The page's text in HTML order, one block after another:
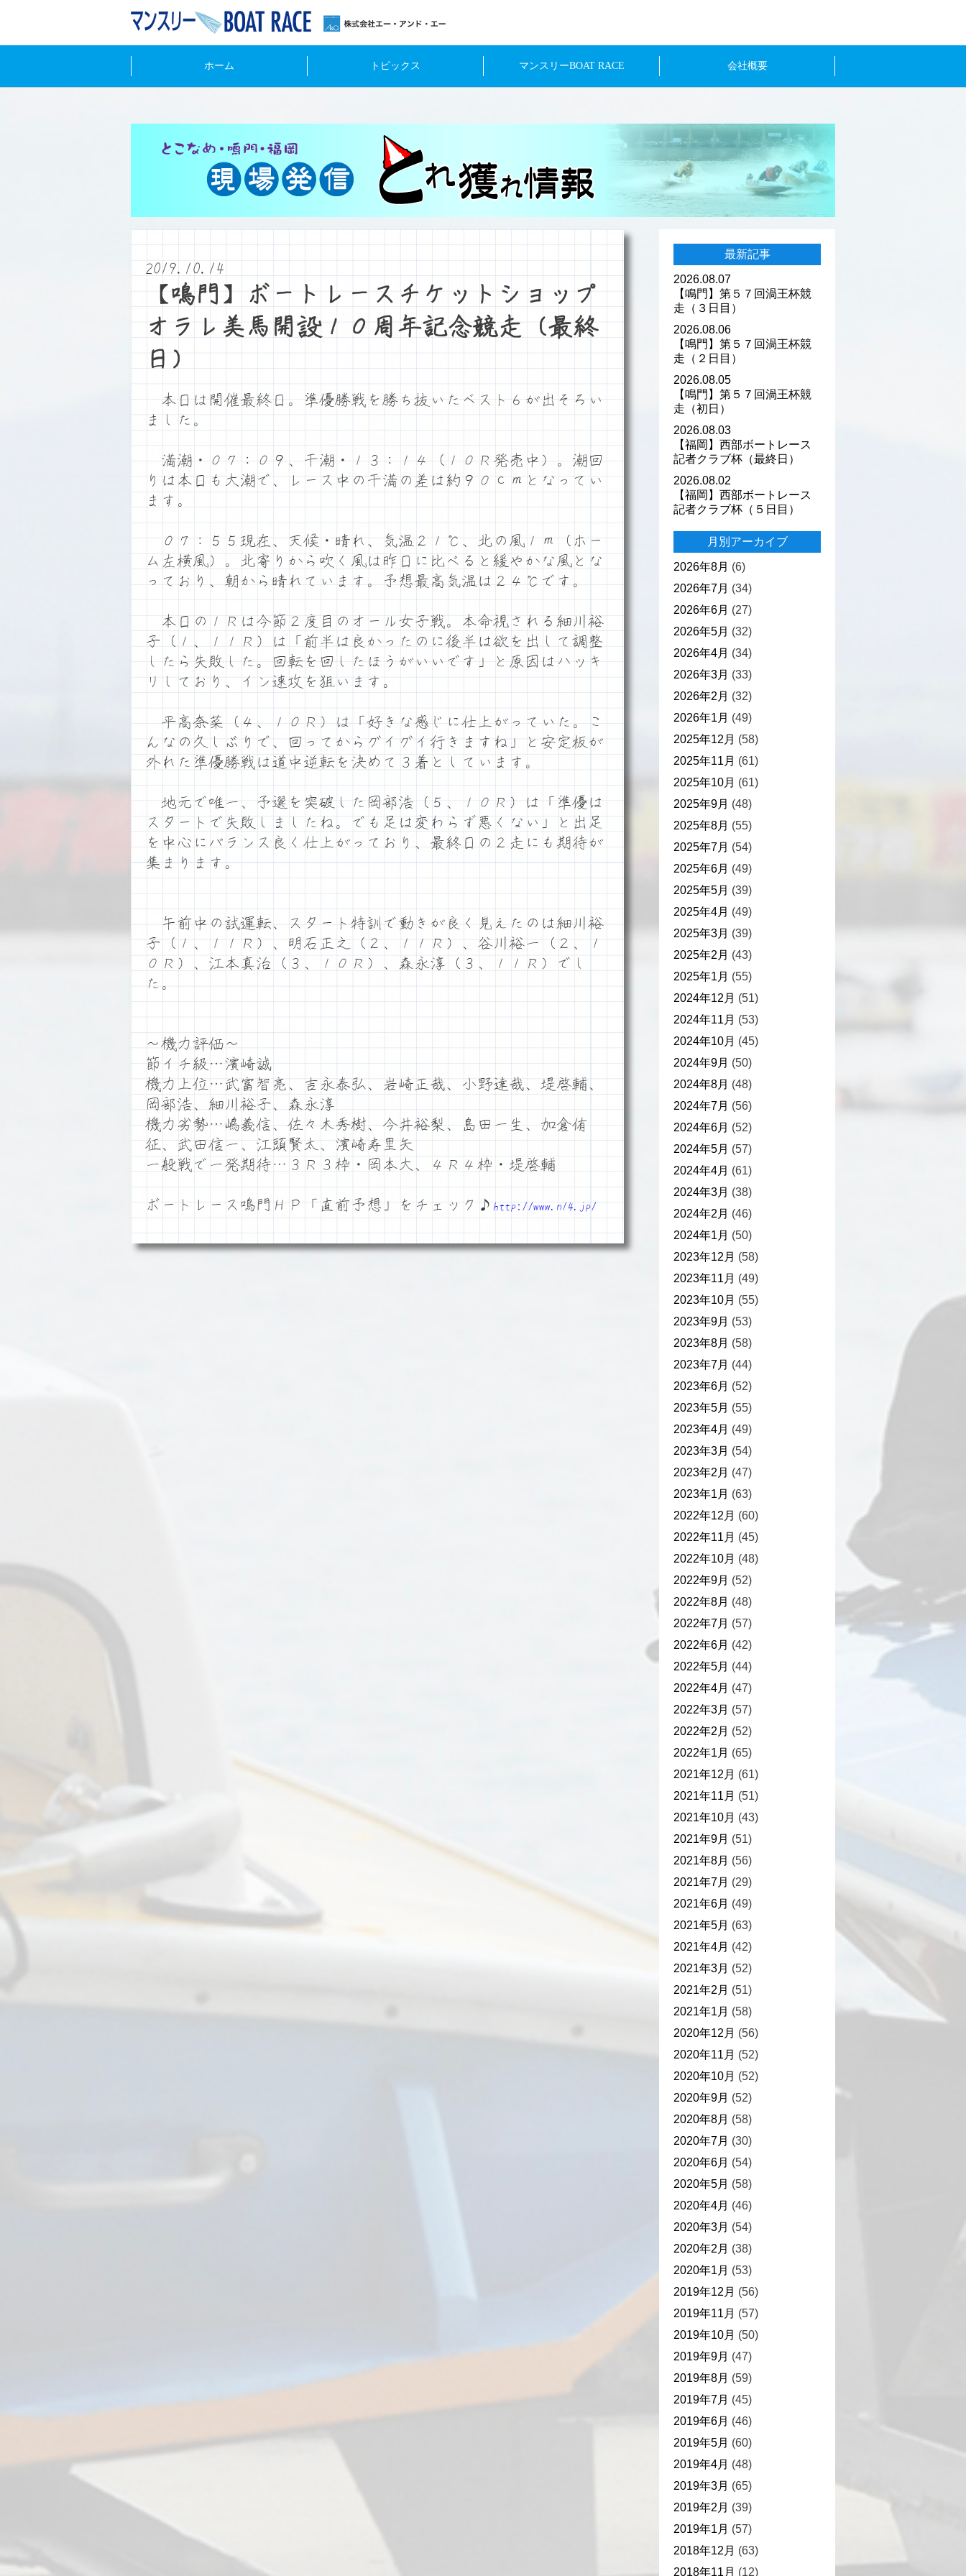
ホーム トピックス マンスリーBOAT RACE 会社概要
2019.10.14
【鳴門】ボートレースチケットショップ
オラレ美馬開設１０周年記念競走（最終
日）
本日は開催最終日。準優勝戦を勝ち抜いたベスト６が出そろい
ました。
満潮・０７：０９、干潮・１３：１４（１０Ｒ発売中）。潮回
りは本日も大潮で、レース中の干満の差は約９０ｃｍとなってい
ます。
０７：５５現在、天候・晴れ、気温２１℃、北の風１ｍ（ホー
ム左横風）。北寄りから吹く風は昨日に比べると緩やかな風とな
っており、朝から晴れています。予想最高気温は２４℃です。
本日の１Ｒは今節２度目のオール女子戦。本命視される細川裕
子（１、１１Ｒ）は「前半は良かったのに後半は欲を出して調整
したら失敗した。回転を回したほうがいいです」と原因はハッキ
リしており、イン速攻を狙います。
平高奈菜（４、１０Ｒ）は「好きな感じに仕上がっていた。こ
んなの久しぶりで、回ってからグイグイ行きますね」と安定板が
外れた準優勝戦は道中逆転を決めて３着としています。
地元で唯一、予選を突破した岡部浩（５、１０Ｒ）は「準優は
スタートで失敗しましたね。でも足は変わらず悪くない」と出足
を中心にバランス良く仕上がっており、最終日の２走にも期待が
集まります。
午前中の試運転、スタート特訓で動きが良く見えたのは細川裕
子（１、１１Ｒ）、明石正之（２、１１Ｒ）、谷川裕一（２、１
０Ｒ）、江本真治（３、１０Ｒ）、森永淳（３、１１Ｒ）でし
た。
～機力評価～
節イチ級…濱崎誠
機力上位…武富智亮、吉永泰弘、岩崎正哉、小野達哉、堤啓輔、
岡部浩、細川裕子、森永淳
機力劣勢…嶋義信、佐々木秀樹、今井裕梨、島田一生、加倉侑
征、武田信一、江頭賢太、濱崎寿里矢
一般戦で一発期待…３Ｒ３枠・岡本大、４Ｒ４枠・堤啓輔
ボートレース鳴門ＨＰ「直前予想」をチェック♪http://www.n14.jp/
最新記事
2026.08.07
【鳴門】第５７回渦王杯競
走（３日目）
2026.08.06
【鳴門】第５７回渦王杯競
走（２日目）
2026.08.05
【鳴門】第５７回渦王杯競
走（初日）
2026.08.03
【福岡】西部ボートレース
記者クラブ杯（最終日）
2026.08.02
【福岡】西部ボートレース
記者クラブ杯（５日目）
月別アーカイブ
2026年8月 (6)
2026年7月 (34)
2026年6月 (27)
2026年5月 (32)
2026年4月 (34)
2026年3月 (33)
2026年2月 (32)
2026年1月 (49)
2025年12月 (58)
2025年11月 (61)
2025年10月 (61)
2025年9月 (48)
2025年8月 (55)
2025年7月 (54)
2025年6月 (49)
2025年5月 (39)
2025年4月 (49)
2025年3月 (39)
2025年2月 (43)
2025年1月 (55)
2024年12月 (51)
2024年11月 (53)
2024年10月 (45)
2024年9月 (50)
2024年8月 (48)
2024年7月 (56)
2024年6月 (52)
2024年5月 (57)
2024年4月 (61)
2024年3月 (38)
2024年2月 (46)
2024年1月 (50)
2023年12月 (58)
2023年11月 (49)
2023年10月 (55)
2023年9月 (53)
2023年8月 (58)
2023年7月 (44)
2023年6月 (52)
2023年5月 (55)
2023年4月 (49)
2023年3月 (54)
2023年2月 (47)
2023年1月 (63)
2022年12月 (60)
2022年11月 (45)
2022年10月 (48)
2022年9月 (52)
2022年8月 (48)
2022年7月 (57)
2022年6月 (42)
2022年5月 (44)
2022年4月 (47)
2022年3月 (57)
2022年2月 (52)
2022年1月 (65)
2021年12月 (61)
2021年11月 (51)
2021年10月 (43)
2021年9月 (51)
2021年8月 (56)
2021年7月 (29)
2021年6月 (49)
2021年5月 (63)
2021年4月 (42)
2021年3月 (52)
2021年2月 (51)
2021年1月 (58)
2020年12月 (56)
2020年11月 (52)
2020年10月 (52)
2020年9月 (52)
2020年8月 (58)
2020年7月 (30)
2020年6月 (54)
2020年5月 (58)
2020年4月 (46)
2020年3月 (54)
2020年2月 (38)
2020年1月 (53)
2019年12月 (56)
2019年11月 (57)
2019年10月 (50)
2019年9月 (47)
2019年8月 (59)
2019年7月 (45)
2019年6月 (46)
2019年5月 (60)
2019年4月 (48)
2019年3月 (65)
2019年2月 (39)
2019年1月 (57)
2018年12月 (63)
2018年11月 (12)